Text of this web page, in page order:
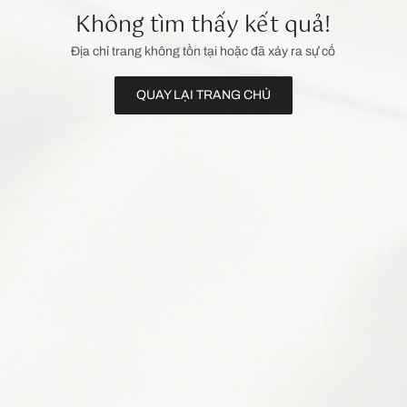
Không tìm thấy kết quả!
Địa chỉ trang không tồn tại hoặc đã xảy ra sự cố
QUAY LẠI TRANG CHỦ